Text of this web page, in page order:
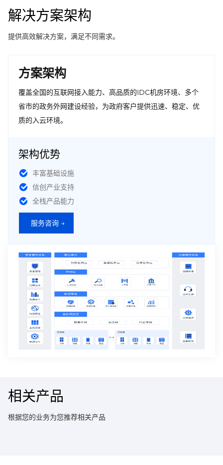
解决方案架构
提供高效解决方案，满足不同需求。
方案架构
覆盖全国的互联网接入能力、高品质的IDC机房环境、多个
省市的政务外网建设经验，为政府客户提供迅速、稳定、优
质的入云环境。
架构优势
丰富基础设施
信创产业支持
全栈产品能力
服务咨询 →
相关产品
根据您的业务为您推荐相关产品